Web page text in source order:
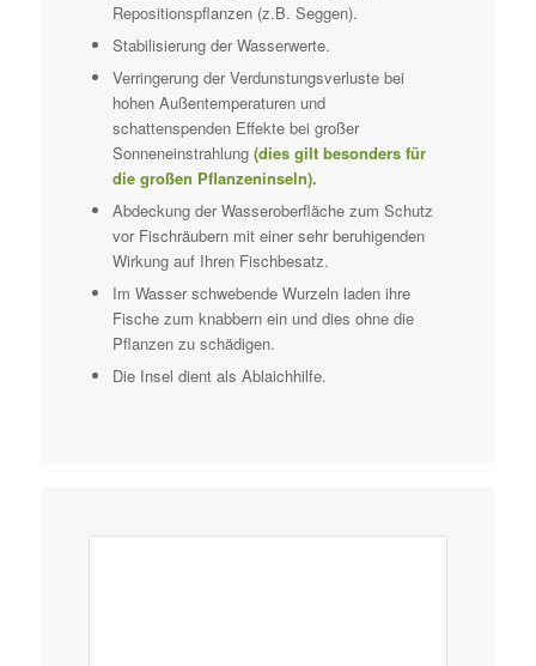
Repositionspflanzen (z.B. Seggen).
Stabilisierung der Wasserwerte.
Verringerung der Verdunstungsverluste bei
hohen Außentemperaturen und
schattenspenden Effekte bei großer
Sonneneinstrahlung (dies gilt besonders für
die großen Pflanzeninseln).
Abdeckung der Wasseroberfläche zum Schutz
vor Fischräubern mit einer sehr beruhigenden
Wirkung auf Ihren Fischbesatz.
Im Wasser schwebende Wurzeln laden ihre
Fische zum knabbern ein und dies ohne die
Pflanzen zu schädigen.
Die Insel dient als Ablaichhilfe.